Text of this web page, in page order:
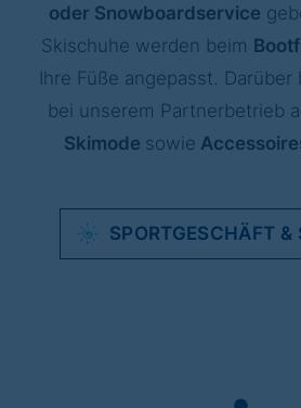
oder Snowboardservice
Skischuhe werden beim
Ihre Füße angepasst.
bei unserem Partnerbetrieb
Skimode sowie
SPORTGESCHÄFT &